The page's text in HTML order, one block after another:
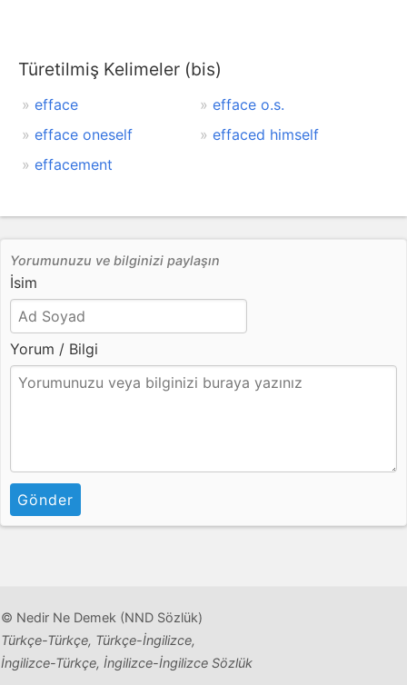
Türetilmiş Kelimeler (bis)
efface
efface o.s.
efface oneself
effaced himself
effacement
Yorumunuzu ve bilginizi paylaşın
İsim
Yorum / Bilgi
Gönder
© Nedir Ne Demek (NND Sözlük)
Türkçe-Türkçe, Türkçe-İngilizce,
İngilizce-Türkçe, İngilizce-İngilizce Sözlük